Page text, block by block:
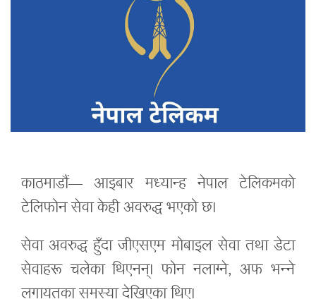
काठमाडौं— आइबार मध्यान्ह नेपाल टेलिकमको
टेलिफोन सेवा केही अवरुद्ध भएको छ।
सेवा अवरुद्ध हुँदा जीएसएम मोबाइल सेवा तथा डेटा
सेवाहरू चलेका थिएनन्। फोन नलाग्ने, अफ भन्ने